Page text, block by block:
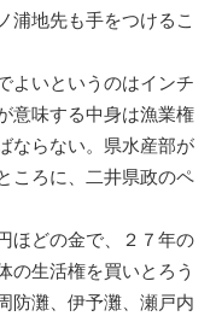
浦地先も手をつけるこ
よいというのはインチ
意味する中身は漁業権
ならない。県水産部が
ころに、二井県政のペ
ほどの金で、２７年の
の生活権を買いとろう
防灘、伊予灘、瀬戸内